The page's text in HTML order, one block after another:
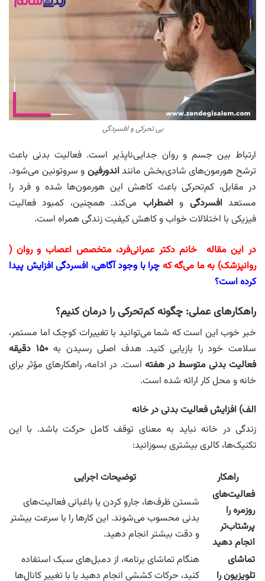
بی تحرکی و افسردگی
ارتباط بین جسم و روان جدایی‌ناپذیر است. فعالیت بدنی باعث
ترشح هورمون‌های شادی‌بخش ماننداندورفین و سروتونین می‌شود.
در مقابل، کم‌تحرکی باعث کاهش این هورمون‌ها شده و فرد را
مستعدافسردگی واضطراب می‌کند. همچنین، کمبود فعالیت
فیزیکی با اختلالات خواب و کاهش کیفیت زندگی همراه است.
در این مقاله خانم دکتر عمرانی‌فرد، متخصص اعصاب و روان (
روانپزشک) به ما می‌گه که چرا با وجود آگاهی، افسردگی افزایش پیدا
کرده است؟
راهکارهای عملی: چگونه کم‌تحرکی را درمان کنیم؟
خبر خوب این است که شما می‌توانید با تغییرات کوچک اما مستمر،
سلامت خود را بازیابی کنید. هدف اصلی رسیدن به
۱۵۰ دقیقه
فعالیت بدنی متوسط در هفته است. در ادامه، راهکارهای مؤثر برای
خانه و محل کار ارائه شده است.
الف) افزایش فعالیت بدنی در خانه
زندگی در خانه نباید به معنای توقف کامل حرکت باشد. با این
تکنیک‌ها، کالری بیشتری بسوزانید:
راهکار
توضیحات اجرایی
فعالیت‌های
روزمره را
پرشتاب‌تر
انجام دهید
شستن ظرف‌ها، جارو کردن یا باغبانی فعالیت‌های
بدنی محسوب می‌شوند. این کارها را با سرعت بیشتر
و دقت بیشتر انجام دهید.
تماشای
تلویزیون را
هنگام تماشای برنامه، از دمبل‌های سبک استفاده
کنید، حرکات کششی انجام دهید یا با تغییر کانال‌ها